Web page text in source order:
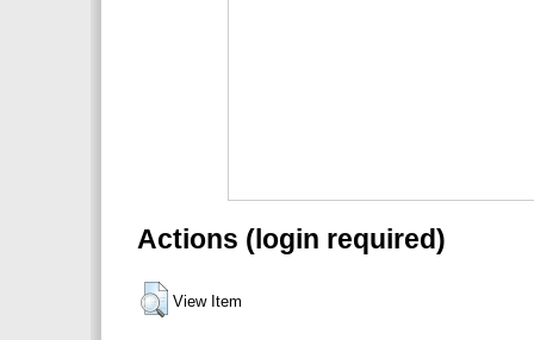
Actions (login required)
View Item